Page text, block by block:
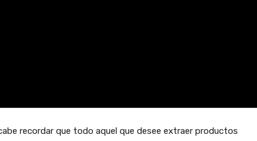
recordar que todo aquel que desee extraer productos